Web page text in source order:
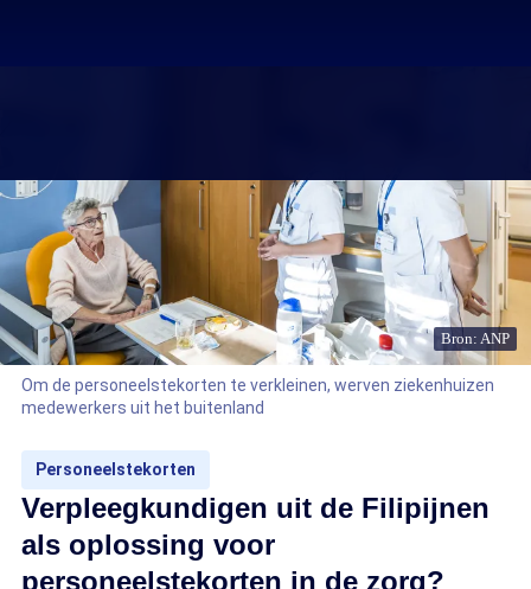
Bron: ANP
Om de personeelstekorten te verkleinen, werven ziekenhuizen
medewerkers uit het buitenland
Personeelstekorten
Verpleegkundigen uit de Filipijnen
als oplossing voor
personeelstekorten in de zorg?